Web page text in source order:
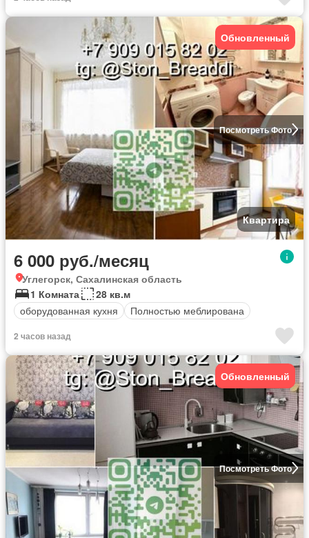
Посмотреть Фото
Обновленный
Квартира
6 000 руб./месяц
Углегорск, Сахалинская область
1 Комната
28 кв.м
оборудованная кухня
Полностью меблирована
2 часов назад
Посмотреть Фото
Обновленный